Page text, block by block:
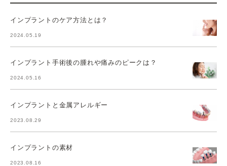
インプラントのケア方法とは？
2024.05.19
インプラント手術後の腫れや痛みのピークは？
2024.05.16
インプラントと金属アレルギー
2023.08.29
インプラントの素材
2023.08.16